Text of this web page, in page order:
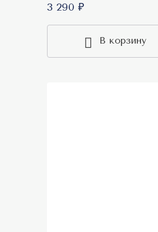
3 290 ₽
В корзину